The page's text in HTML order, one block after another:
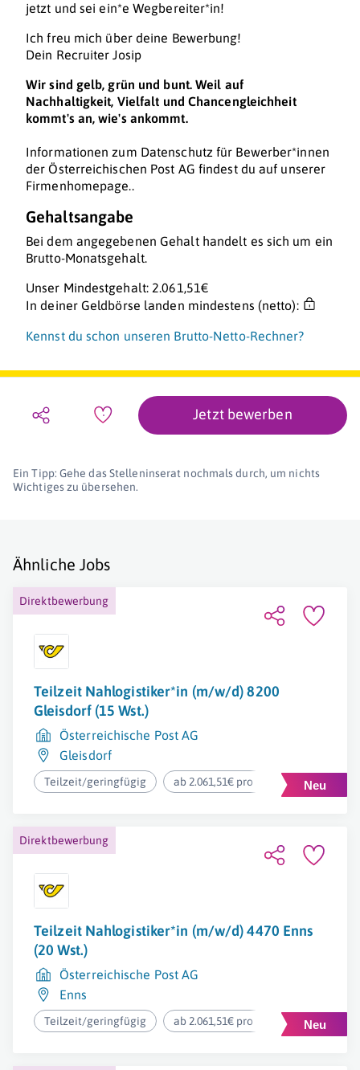
jetzt und sei ein*e Wegbereiter*in!
Ich freu mich über deine Bewerbung!
Dein Recruiter Josip
Wir sind gelb, grün und bunt. Weil auf
Nachhaltigkeit, Vielfalt und Chancengleichheit
kommt's an, wie's ankommt.
Informationen zum Datenschutz für Bewerber*innen
der Österreichischen Post AG findest du auf unserer
Firmenhomepage..
Gehaltsangabe
Bei dem angegebenen Gehalt handelt es sich um ein
Brutto-Monatsgehalt.
Unser Mindestgehalt: 2.061,51€
In deiner Geldbörse landen mindestens (netto):
Kennst du schon unseren Brutto-Netto-Rechner?
Jetzt bewerben
Ein Tipp: Gehe das Stelleninserat nochmals durch, um nichts
Wichtiges zu übersehen.
Ähnliche Jobs
Direktbewerbung
Teilzeit Nahlogistiker*in (m/w/d) 8200
Gleisdorf (15 Wst.)
Österreichische Post AG
Gleisdorf
Teilzeit/geringfügig ab 2.061,51€ pro Monat
Direktbewerbung
Teilzeit Nahlogistiker*in (m/w/d) 4470 Enns
(20 Wst.)
Österreichische Post AG
Enns
Teilzeit/geringfügig ab 2.061,51€ pro Monat